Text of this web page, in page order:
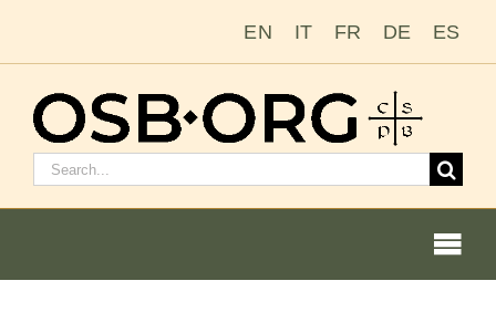
conteúdo
EN IT FR DE ES
Pesquisar